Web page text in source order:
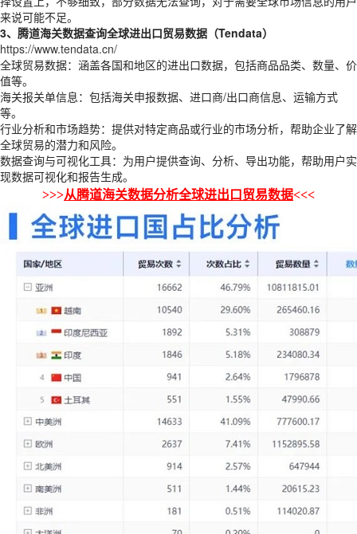
来说可能不足。
3、腾道海关数据查询全球进出口贸易数据（Tendata）
https://www.tendata.cn/
全球贸易数据：涵盖各国和地区的进出口数据，包括商品品类、数量、价
值等。
海关报关单信息：包括海关申报数据、进口商/出口商信息、运输方式
等。
行业分析和市场趋势：提供对特定商品或行业的市场分析，帮助企业了解
全球贸易的潜力和风险。
数据查询与可视化工具：为用户提供查询、分析、导出功能，帮助用户实
现数据可视化和报告生成。
>>>从腾道海关数据分析全球进出口贸易数据<<<